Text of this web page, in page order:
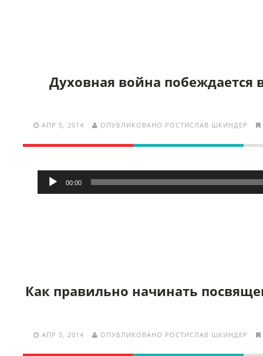
Духовная война побеждается
АПР 5, 2014 ОПУБЛИКОВАНО РОСТИСЛАВ ШКИНДЕР
Аудиоплеер
00:00
Как правильно начинать
АПР 5, 2014 ОПУБЛИКОВАНО РОСТИСЛАВ ШКИНДЕР